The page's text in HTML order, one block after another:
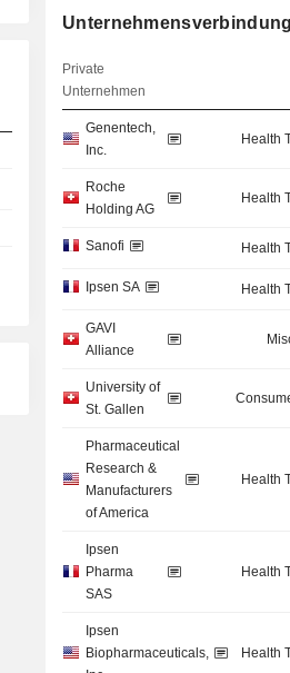
Private
Unternehmen
Genentech,
Inc.
Health
Roche
Holding AG
Health
Sanofi Health
Ipsen SA Health
GAVI
Alliance
University of
St. Gallen
Pharmaceutical
Research &
Manufacturers
of America
Health
Ipsen
Pharma
SAS
Health
Ipsen
Biopharmaceuticals,
Health